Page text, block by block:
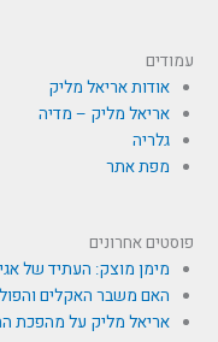
עמודים
אודות אריאל מליק
אריאל מליק – מדיה
גלריה
מפת אתר
פוסטים אחרונים
מימן מוצק: העתיד של
האם משבר האקלים
אריאל מליק על מהפכת